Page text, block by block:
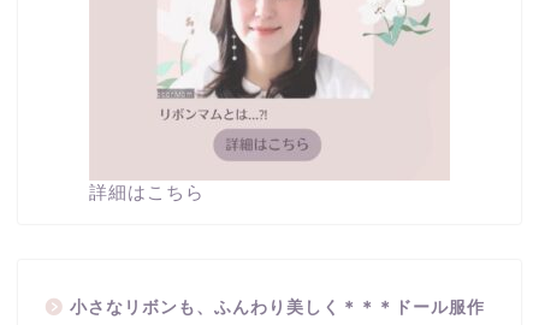
詳細はこちら
小さなリボンも、ふんわり美しく＊＊＊ドール服作